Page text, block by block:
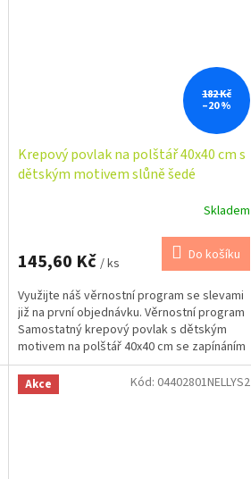
182 Kč
–20 %
Krepový povlak na polštář 40x40 cm s
dětským motivem slůně šedé
Skladem
145,60 Kč / ks Do košíku
Využijte náš věrnostní program se slevami
již na první objednávku. Věrnostní program
Samostatný krepový povlak s dětským
motivem na polštář 40x40 cm se zapínáním
na zip. Je...
Akce Kód: 04402801NELLYS2